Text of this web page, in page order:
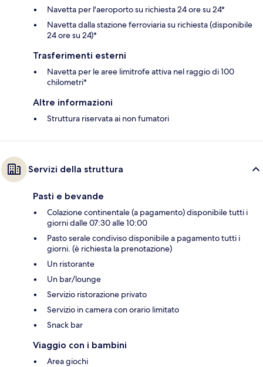
Navetta per l'aeroporto su richiesta 24 ore su 24*
Navetta dalla stazione ferroviaria su richiesta (disponibile
24 ore su 24)*
Trasferimenti esterni
Navetta per le aree limitrofe attiva nel raggio di 100
chilometri*
Altre informazioni
Struttura riservata ai non fumatori
Servizi della struttura
Pasti e bevande
Colazione continentale (a pagamento) disponibile tutti i
giorni dalle 07:30 alle 10:00
Pasto serale condiviso disponibile a pagamento tutti i
giorni. (è richiesta la prenotazione)
Un ristorante
Un bar/lounge
Servizio ristorazione privato
Servizio in camera con orario limitato
Snack bar
Viaggio con i bambini
Area giochi